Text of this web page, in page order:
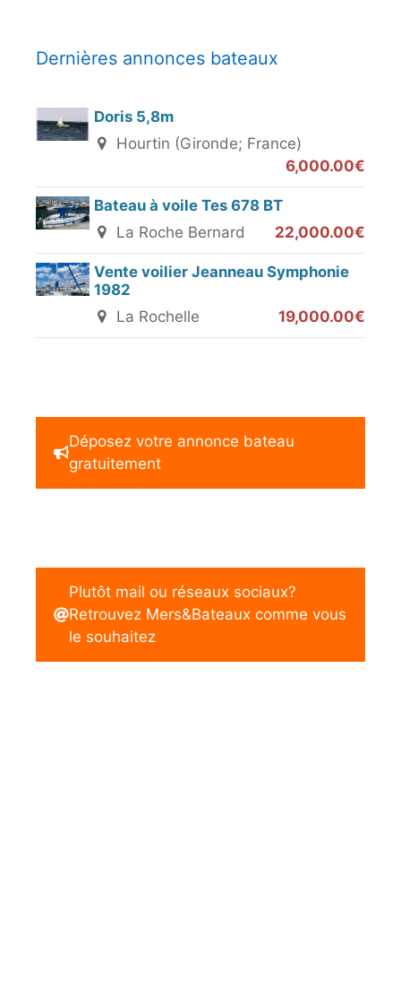
Dernières annonces bateaux
Doris 5,8m
Hourtin (Gironde; France)
6,000.00€
Bateau à voile Tes 678 BT
La Roche Bernard
22,000.00€
Vente voilier Jeanneau Symphonie
1982
La Rochelle
19,000.00€
Déposez votre annonce bateau
gratuitement
Plutôt mail ou réseaux sociaux?
Retrouvez Mers&Bateaux comme vous
le souhaitez